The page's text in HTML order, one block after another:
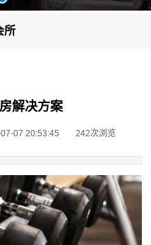
所
解决方案
07 20:53:45 242次浏览